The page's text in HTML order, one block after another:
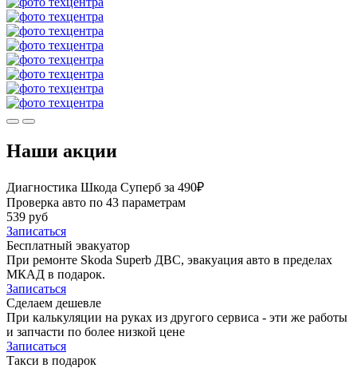
Наши акции
Диагностика Шкода Суперб за 490₽
Проверка авто по 43 параметрам
539 руб
Записаться
Бесплатный эвакуатор
При ремонте Skoda Superb ДВС, эвакуация авто в пределах
МКАД в подарок.
Записаться
Сделаем дешевле
При калькуляции на руках из другого сервиса - эти же работы
и запчасти по более низкой цене
Записаться
Такси в подарок